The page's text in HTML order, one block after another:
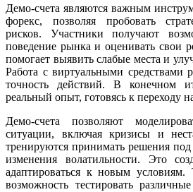
Демо-счета являются важным
форекс, позволяя пробовать
рисков. Участники получают
поведение рынка и оценивать свои
помогает выявить слабые места и
Работа с виртуальными средствами
точность действий. В конечном
реальный опыт, готовясь к переходу
Демо-счета позволяют
ситуации, включая кризисы и
тренируются принимать решения
изменения волатильности. Это
адаптироваться к новым условиям.
возможность тестировать